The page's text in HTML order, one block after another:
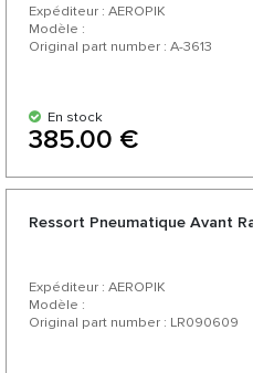
Expéditeur : AEROPIK
Modèle :
Original part number : A-3613
En stock
385.00 €
Ressort Pneumatique Avant
Expéditeur : AEROPIK
Modèle :
Original part number : LR090609